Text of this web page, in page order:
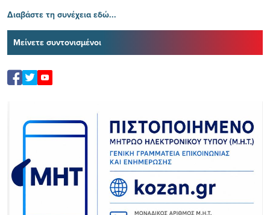
Διαβάστε τη συνέχεια εδώ...
Μείνετε συντονισμένοι